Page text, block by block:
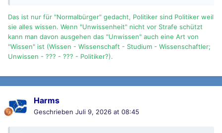
Das ist nur für "Normalbürger" gedacht, Politiker sind Politiker weil
sie alles wissen. Wenn "Unwissenheit" nicht vor Strafe schützt
kann man davon ausgehen das "Unwissen" auch eine Art von
"Wissen" ist (Wissen - Wissenschaft - Studium - Wissenschaftler;
Unwissen - ??? - ??? - Politiker?).
Harms
Geschrieben Juli 9, 2026 at 08:45